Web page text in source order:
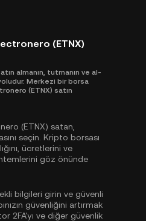
(ETNX)
almanın, tutmanın ve al-
Merkezi bir borsa
(ETNX) satın
(ETNX) satan,
seçin. Kripto borsası
ücretlerini ve
göz önünde
bilgileri girin ve güvenli
güvenliğini artırmak
2FA'yı ve diğer güvenlik